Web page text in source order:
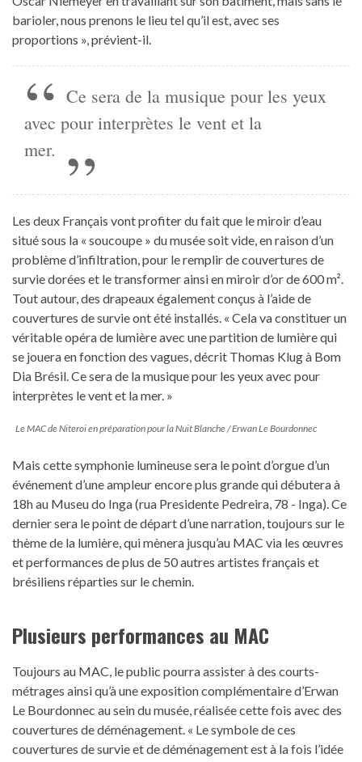
barioler, nous prenons le lieu tel qu’il est, avec ses
proportions », prévient-il.
Ce sera de la musique pour les yeux
avec pour interprètes le vent et la
mer.
Les deux Français vont profiter du fait que le miroir d’eau
situé sous la « soucoupe » du musée soit vide, en raison d’un
problème d’infiltration, pour le remplir de couvertures de
survie dorées et le transformer ainsi en miroir d’or de 600 m².
Tout autour, des drapeaux également conçus à l’aide de
couvertures de survie ont été installés. « Cela va constituer un
véritable opéra de lumière avec une partition de lumière qui
se jouera en fonction des vagues, décrit Thomas Klug à Bom
Dia Brésil. Ce sera de la musique pour les yeux avec pour
interprètes le vent et la mer. »
Le MAC de Niteroi en préparation pour la Nuit Blanche / Erwan Le Bourdonnec
Mais cette symphonie lumineuse sera le point d’orgue d’un
événement d’une ampleur encore plus grande qui débutera à
18h au Museu do Inga (rua Presidente Pedreira, 78 - Inga). Ce
dernier sera le point de départ d’une narration, toujours sur le
thème de la lumière, qui mènera jusqu’au MAC via les œuvres
et performances de plus de 50 autres artistes français et
brésiliens réparties sur le chemin.
Plusieurs performances au MAC
Toujours au MAC, le public pourra assister à des courts-
métrages ainsi qu’à une exposition complémentaire d’Erwan
Le Bourdonnec au sein du musée, réalisée cette fois avec des
couvertures de déménagement. « Le symbole de ces
couvertures de survie et de déménagement est à la fois l’idée